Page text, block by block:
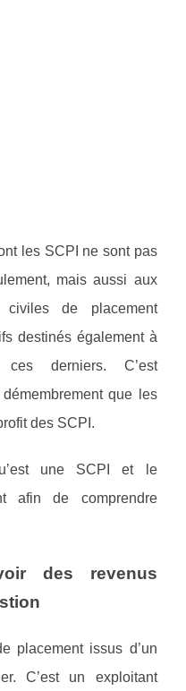
les SCPI ne sont pas
mais aussi aux
civiles de placement
destinés également à
derniers. C’est
que les
des SCPI.
une SCPI et le
afin de comprendre
des revenus
placement issus d’un
C’est un exploitant